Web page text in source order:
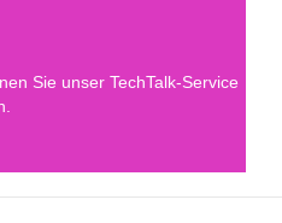
Sie unser TechTalk-Service